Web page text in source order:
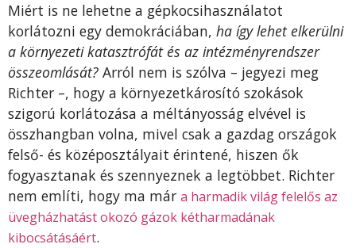
Miért is ne lehetne a gépkocsihasználatot
korlátozni egy demokráciában, ha így lehet elkerülni
a környezeti katasztrófát és az intézményrendszer
összeomlását? Arról nem is szólva – jegyezi meg
Richter –, hogy a környezetkárosító szokások
szigorú korlátozása a méltányosság elvével is
összhangban volna, mivel csak a gazdag országok
felső- és középosztályait érintené, hiszen ők
fogyasztanak és szennyeznek a legtöbbet. Richter
nem említi, hogy ma már a harmadik világ felelős az
üvegházhatást okozó gázok kétharmadának
kibocsátásáért.